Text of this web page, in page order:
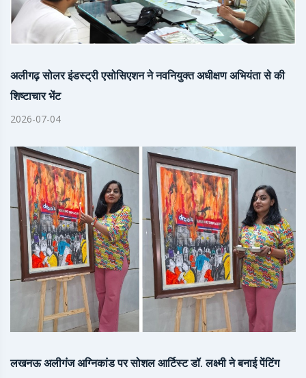
अलीगढ़ सोलर इंडस्ट्री एसोसिएशन ने नवनियुक्त अधीक्षण अभियंता से की
शिष्टाचार भेंट
2026-07-04
लखनऊ अलीगंज अग्निकांड पर सोशल आर्टिस्ट डॉ. लक्ष्मी ने बनाई पेंटिंग